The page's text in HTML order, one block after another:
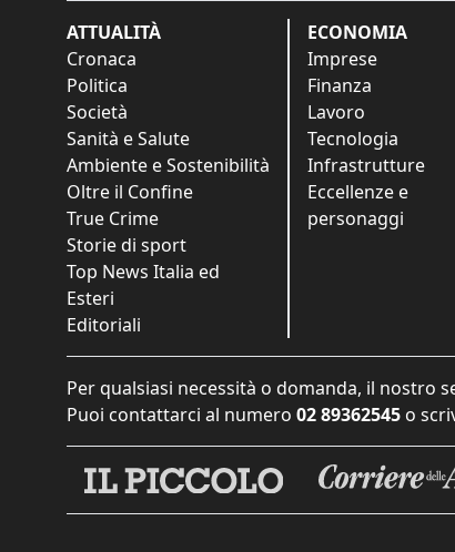
ATTUALITÀ
Cronaca
Politica
Società
Sanità e Salute
Ambiente e Sostenibilità
Oltre il Confine
True Crime
Storie di sport
Top News Italia ed
Esteri
Editoriali
ECONOMIA
Imprese
Finanza
Lavoro
Tecnologia
Infrastrutture
Eccellenze e
personaggi
Per qualsiasi necessità o domanda, il nostro
Puoi contattarci al numero 02 89362545 o